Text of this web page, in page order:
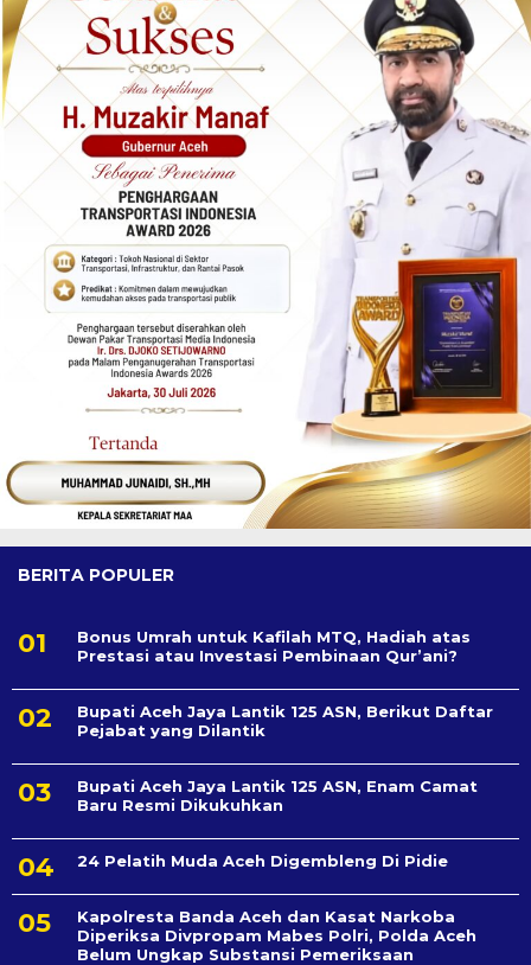
BERITA POPULER
Bonus Umrah untuk Kafilah MTQ, Hadiah atas
Prestasi atau Investasi Pembinaan Qur’ani?
Bupati Aceh Jaya Lantik 125 ASN, Berikut Daftar
Pejabat yang Dilantik
Bupati Aceh Jaya Lantik 125 ASN, Enam Camat
Baru Resmi Dikukuhkan
24 Pelatih Muda Aceh Digembleng Di Pidie
Kapolresta Banda Aceh dan Kasat Narkoba
Diperiksa Divpropam Mabes Polri, Polda Aceh
Belum Ungkap Substansi Pemeriksaan